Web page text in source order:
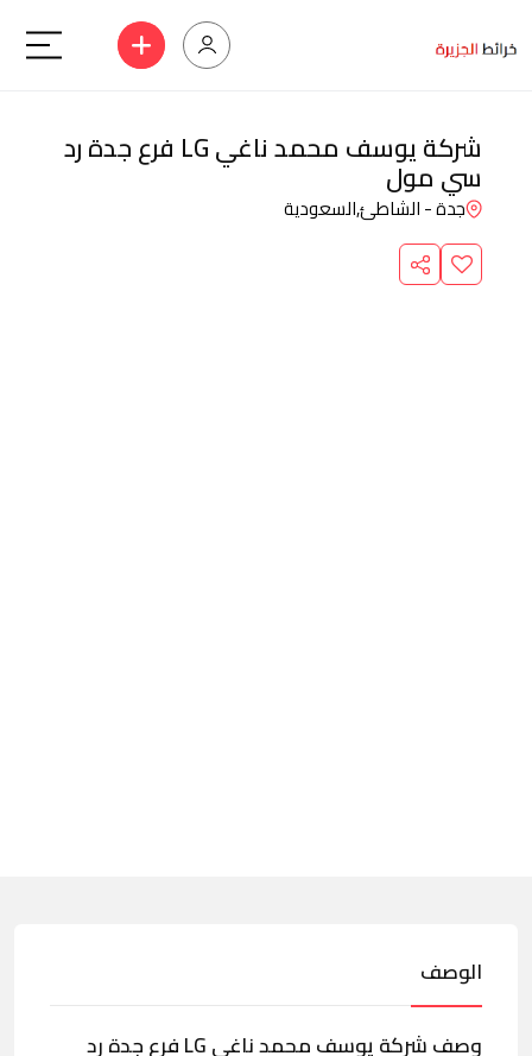
شركة يوسف محمد ناغي LG فرع جدة رد
سي مول
جدة - الشاطئ,السعودية
الوصف
وصف شركة يوسف محمد ناغي LG فرع جدة رد